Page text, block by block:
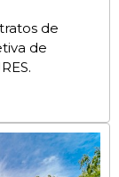
de
de